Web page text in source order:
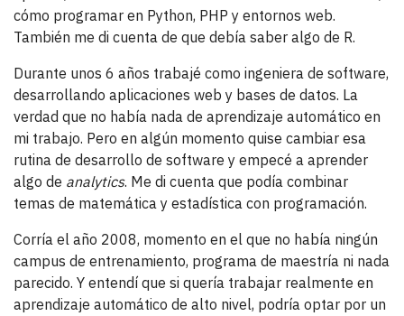
cómo programar en Python, PHP y entornos web.
También me di cuenta de que debía saber algo de R.
Durante unos 6 años trabajé como ingeniera de software,
desarrollando aplicaciones web y bases de datos. La
verdad que no había nada de aprendizaje automático en
mi trabajo. Pero en algún momento quise cambiar esa
rutina de desarrollo de software y empecé a aprender
algo de analytics. Me di cuenta que podía combinar
temas de matemática y estadística con programación.
Corría el año 2008, momento en el que no había ningún
campus de entrenamiento, programa de maestría ni nada
parecido. Y entendí que si quería trabajar realmente en
aprendizaje automático de alto nivel, podría optar por un